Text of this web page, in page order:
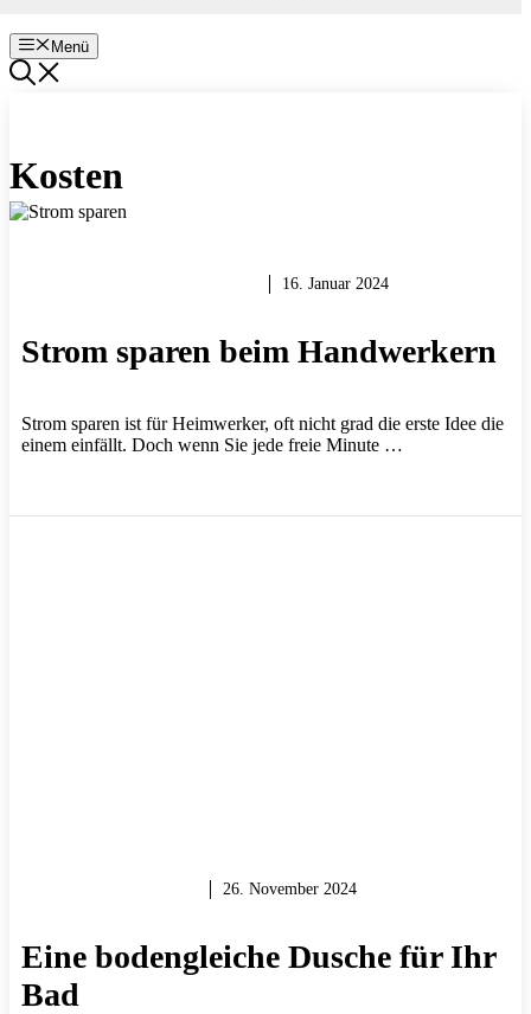
Menü
Kosten
16. Januar 2024
Strom sparen beim Handwerkern
Strom sparen ist für Heimwerker, oft nicht grad die erste Idee die
einem einfällt. Doch wenn Sie jede freie Minute …
26. November 2024
Eine bodengleiche Dusche für Ihr
Bad